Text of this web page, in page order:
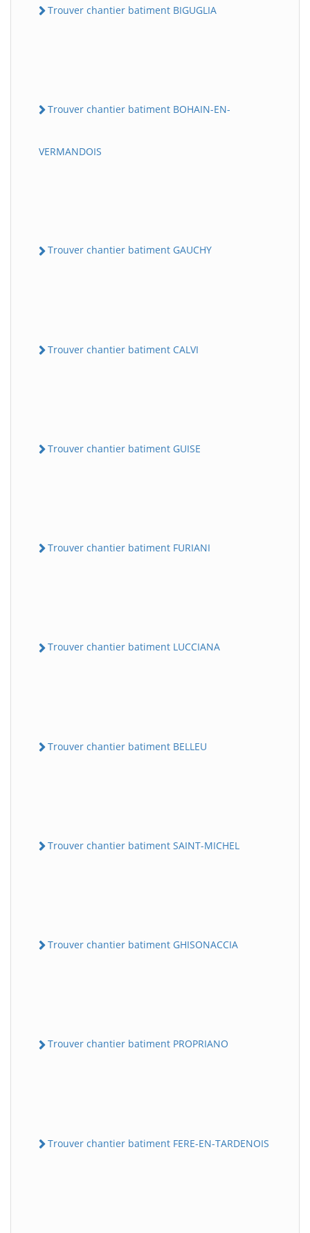
Trouver chantier batiment BIGUGLIA
Trouver chantier batiment BOHAIN-EN-
VERMANDOIS
Trouver chantier batiment GAUCHY
Trouver chantier batiment CALVI
Trouver chantier batiment GUISE
Trouver chantier batiment FURIANI
Trouver chantier batiment LUCCIANA
Trouver chantier batiment BELLEU
Trouver chantier batiment SAINT-MICHEL
Trouver chantier batiment GHISONACCIA
Trouver chantier batiment PROPRIANO
Trouver chantier batiment FERE-EN-TARDENOIS